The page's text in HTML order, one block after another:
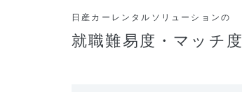
日産カーレンタルソリューションの
就職難易度・マッチ度